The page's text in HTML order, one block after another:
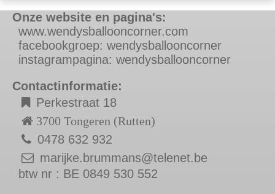
Onze website en pagina's:
www.wendysballooncorner.com
facebookgroep: wendysballooncorner
instagrampagina: wendysballooncorner
Contactinformatie:
Perkestraat 18
3700 Tongeren (Rutten)
0478 632 932
marijke.brummans@telenet.be
btw nr : BE 0849 530 552